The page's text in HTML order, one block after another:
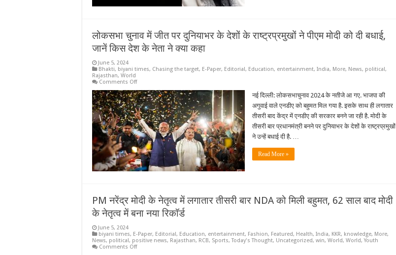
लोकसभा चुनाव में जीत पर दुनियाभर के देशों के राष्ट्रप्रमुखों ने पीएम मोदी को दी बधाई,
जानें किस देश के नेता ने क्या कहा
June 5, 2024
Bhakti, biyani times, Chasing the target, E-Paper, Editorial, Education, entertainment, India, More, News, political,
Rajasthan, World
Comments Offon
चुनाव
में
जीत
पर
दुनियाभर
के
देशों
के
राष्ट्रप्रमुखों
ने
पीएम
मोदी
को
किस
देश
के
नेता
कहा
नई दिल्ली: लोकसभाचुनाव 2024 के नतीजे आ गए. भाजपा की
अगुवाई वाले एनडीए को बहुमत मिल गया है. इसके साथ ही लगातार
तीसरी बाद केंद्र में एनडीए की सरकार बनने जा रही है. मोदी के
तीसरी बार प्रधानमंत्री बनने पर दुनियाभर के देशों के राष्ट्रप्रमुखों
ने उन्हें बधाई दी है. …
Read More »
PM नरेंद्र मोदी के नेतृत्व में लगातार तीसरी बार NDA को मिली बहुमत, 62 साल बाद मोदी
के नेतृत्व में बना नया रिकॉर्ड
June 5, 2024
biyani times, E-Paper, Editorial, Education, entertainment, Fashion, Featured, Health, India, KKR, knowledge, More,
News, political, positive news, Rajasthan, RCB, Sports,Today's Thought, Uncategorized, win, World, World,Youth
Comments Offon